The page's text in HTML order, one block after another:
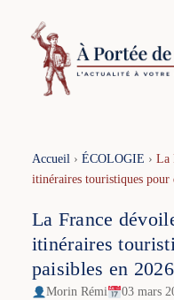
contenu
Accueil› ÉCOLOGIE › La
itinéraires touristiques pour
La France
itinéraires
paisibles en 2026
Morin Rémi 03 mars